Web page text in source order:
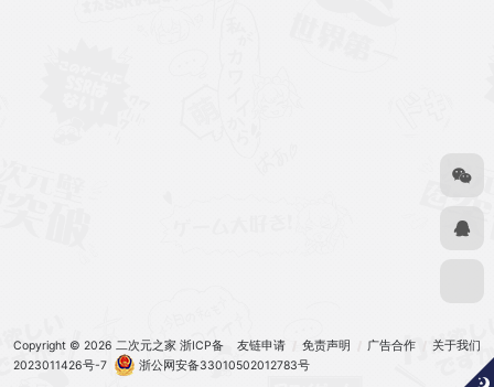
友链申请 免责声明 广告合作 关于我们
Copyright © 2026 二次元之家 浙ICP备
2023011426号-7
浙公网安备33010502012783号